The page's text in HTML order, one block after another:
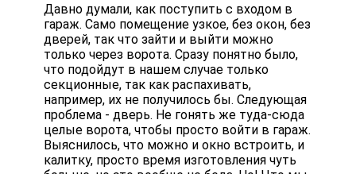
Давно думали, как поступить с входом в
гараж. Само помещение узкое, без окон, без
дверей, так что зайти и выйти можно
только через ворота. Сразу понятно было,
что подойдут в нашем случае только
секционные, так как распахивать,
например, их не получилось бы. Следующая
проблема - дверь. Не гонять же туда-сюда
целые ворота, чтобы просто войти в гараж.
Выяснилось, что можно и окно встроить, и
калитку, просто время изготовления чуть